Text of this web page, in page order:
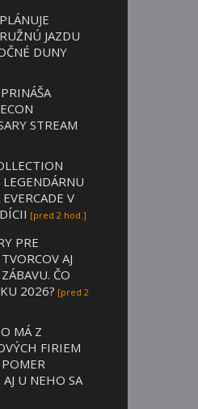
JAZDU
DUNY
STREAM
V
[pred 2 hod.]
PRE
AJ
ČO
2026? [pred 2
MÁ Z
FIRIEM
POMER
U NEHO SA